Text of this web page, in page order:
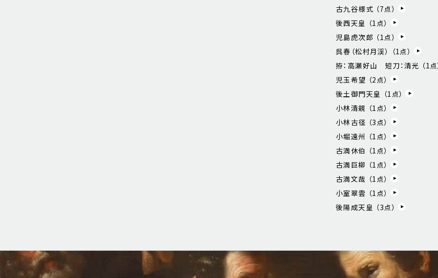
古九谷様式 （7点）
後西天皇 （1 点）
児島虎次郎 （1点）
呉春（松村月渓） （1点）
拵：高瀬好山 短刀：清光 （1点
児玉希望 （2 点）
後土御門天皇 （1 点）
小林清親 （1 点）
小林古径 （3 点）
小堀遠州 （1 点）
古満休伯 （1 点）
古満巨柳 （1 点）
古満文哉 （1 点）
小室翠雲 （1 点）
後陽成天皇 （3点）